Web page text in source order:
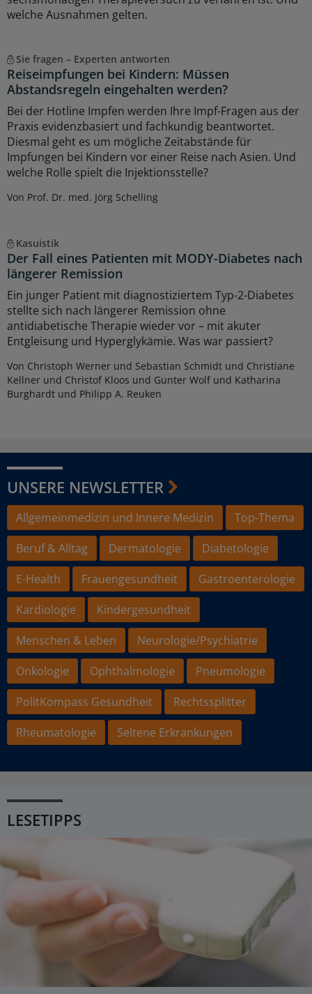
welche Ausnahmen gelten.
Sie fragen – Experten antworten
Reiseimpfungen bei Kindern: Müssen
Abstandsregeln eingehalten werden?
Bei der Hotline Impfen werden Ihre Impf-Fragen aus der
Praxis evidenzbasiert und fachkundig beantwortet.
Diesmal geht es um mögliche Zeitabstände für
Impfungen bei Kindern vor einer Reise nach Asien. Und
welche Rolle spielt die Injektionsstelle?
Von Prof. Dr. med. Jörg Schelling
Kasuistik
Der Fall eines Patienten mit MODY-Diabetes nach
längerer Remission
Ein junger Patient mit diagnostiziertem Typ-2-Diabetes
stellte sich nach längerer Remission ohne
antidiabetische Therapie wieder vor – mit akuter
Entgleisung und Hyperglykämie. Was war passiert?
Von Christoph Werner und Sebastian Schmidt und Christiane
Kellner und Christof Kloos und Gunter Wolf und Katharina
Burghardt und Philipp A. Reuken
UNSERE NEWSLETTER
Allgemeinmedizin und Innere Medizin
Top-Thema
Beruf & Alltag
Dermatologie
Diabetologie
E-Health
Frauengesundheit
Gastroenterologie
Kardiologie
Kindergesundheit
Menschen & Leben
Neurologie/Psychiatrie
Onkologie
Ophthalmologie
Pneumologie
PolitKompass Gesundheit
Rechtssplitter
Rheumatologie
Seltene Erkrankungen
LESETIPPS